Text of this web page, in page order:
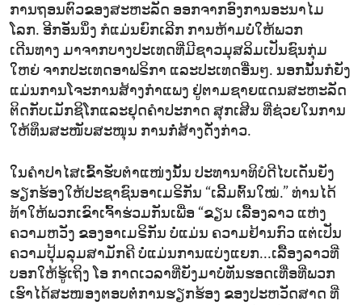
ການຖອນຕົວຂອງສະຫະລັດ ອອກຈາກອົງການອະນາໄມ
ໂລກ. ອີກອັນນຶ່ງ ກໍແມ່ນຍົກເລີກ ການຫ້າມບໍ່ໃຫ້ພວກ
ເດີນທາງ ມາຈາກບາງປະເທດທີ່ມີຊາວມຸສລິມເປັນຊົນກຸ່ມ
ໃຫຍ່ ຈາກປະເທດອາຟຣິກາ ແລະປະເທດອື່ນໆ. ນອກນັ້ນກໍຍັງ
ແມ່ນການໂຈະການສ້າງກຳແພງ ຢູ່ຕາມຊາຍແດນສະຫະລັດ
ຕິດກັບເມັກຊິໂກແລະຢຸດຄຳປະກາດ ສຸກເສີນ ທີ່ຊ່ວຍໃນການ
ໃຫ້ທຶນສະໜັບສະໜຸນ ການກໍ່ສ້າງດັ່ງກ່າວ.
ໃນຄຳປາໄສເຂົ້າຮັບຕຳແໜ່ງນັ້ນ ປະທານາທິບໍດີໄບເດັນຍັງ
ຮຽກຮ້ອງໃຫ້ປະຊາຊົນອາເມຣິກັນ “ເລີ້ມຕົ້ນໃໝ່.” ທ່ານໄດ້
ທ້າໃຫ້ພວກເຂົາເຈົ້າຮ່ວມກັນເພື່ອ “ຂຽນ ເລື້ອງລາວ ແຫ່ງ
ຄວາມຫວັງ ຂອງອາເມຣິກັນ ບໍ່ແມ່ນ ຄວາມຢ້ານກົວ ແຕ່ເປັນ
ຄວາມປຸ້ມລຸມສາມັກຄີ ບໍ່ແມ່ນການແບ່ງແຍກ...ເລື້ອງລາວທີ່
ບອກໃຫ້ຮູ້ເຖິງ ໂອ ກາດເວລາທີ່ຍັງມາບໍ່ທັນຮອດເທື່ອທີ່ພວກ
ເຮົາໄດ້ສະໜອງຕອບຕໍ່ການຮຽກຮ້ອງ ຂອງປະຫວັດສາດ ທີ່